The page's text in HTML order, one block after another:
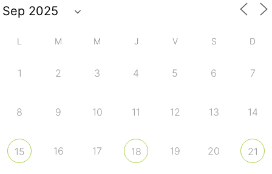
L M M J V S D
1 2 3 4 5 6 7
8 9 10 11 12 13 14
15 16 17 18 19 20 21